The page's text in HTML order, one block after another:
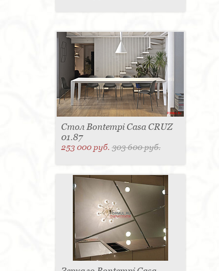
Стол Bontempi Casa CRUZ
01.87
253 000 руб.303 600 руб.